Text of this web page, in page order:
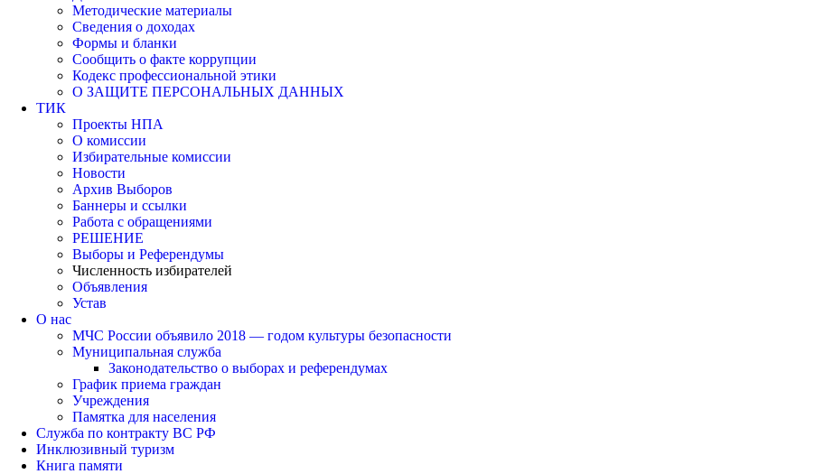
Методические материалы
Сведения о доходах
Формы и бланки
Сообщить о факте коррупции
Кодекс профессиональной этики
О ЗАЩИТЕ ПЕРСОНАЛЬНЫХ ДАННЫХ
ТИК
Проекты НПА
О комиссии
Избирательные комиссии
Новости
Архив Выборов
Баннеры и ссылки
Работа с обращениями
РЕШЕНИЕ
Выборы и Референдумы
Численность избирателей
Объявления
Устав
О нас
МЧС России объявило 2018 — годом культуры безопасности
Муниципальная служба
Законодательство о выборах и референдумах
График приема граждан
Учреждения
Памятка для населения
Служба по контракту ВС РФ
Инклюзивный туризм
Книга памяти